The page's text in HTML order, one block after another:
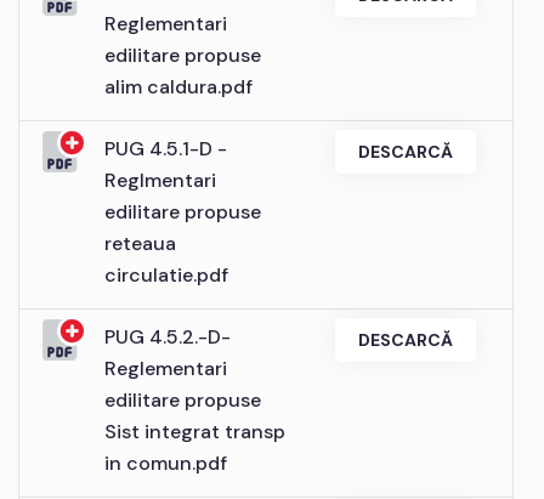
Reglementari
edilitare propuse
alim caldura.pdf
PUG 4.5.1-D -
Reglmentari
edilitare propuse
reteaua
circulatie.pdf
DESCARCĂ
PUG 4.5.2.-D-
Reglementari
edilitare propuse
Sist integrat transp
in comun.pdf
DESCARCĂ